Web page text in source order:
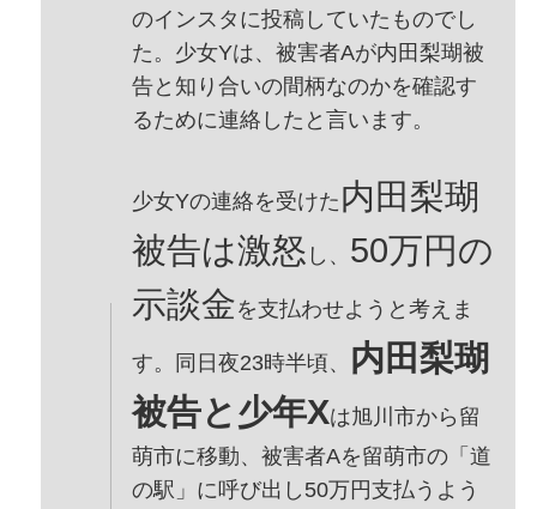
のインスタに投稿していたものでし
た。少女Yは、被害者Aが内田梨瑚被
告と知り合いの間柄なのかを確認す
るために連絡したと言います。
少女Yの連絡を受けた 内田梨瑚
被告は激怒 し、 50万円の
示談金を支払わせようと考えま
す。同日夜23時半頃、 内田梨瑚
被告と少年Xは旭川市から留
萌市に移動、被害者Aを留萌市の「道
の駅」に呼び出し50万円支払うよう